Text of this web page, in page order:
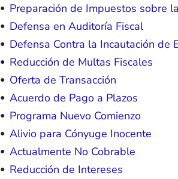
Preparación de Impuestos sobre
Defensa en Auditoría Fiscal
Defensa Contra la Incautación de
Reducción de Multas Fiscales
Oferta de Transacción
Acuerdo de Pago a Plazos
Programa Nuevo Comienzo
Alivio para Cónyuge Inocente
Actualmente No Cobrable
Reducción de Intereses